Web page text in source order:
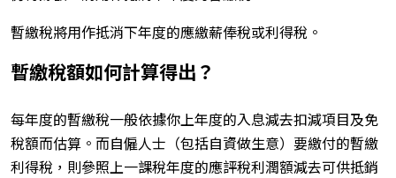
暫繳稅將用作抵消下年度的應繳薪俸稅或利得稅。
暫繳稅額如何計算得出？
每年度的暫繳稅一般依據你上年度的入息減去扣減項目及免
稅額而估算。而自僱人士（包括自資做生意）要繳付的暫繳
利得稅，則參照上一課稅年度的應評稅利潤額減去可供抵銷